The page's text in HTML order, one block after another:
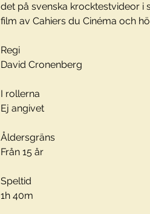
det på svenska krocktestvideor i
film av Cahiers du Cinéma och
Regi
David Cronenberg
I rollerna
Ej angivet
Åldersgräns
Från 15 år
Speltid
1h 40m